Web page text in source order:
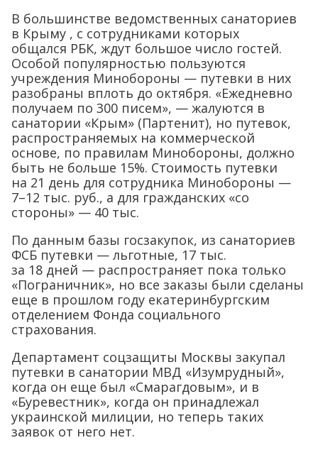
В большинстве ведомственных санаториев
в Крыму , с сотрудниками которых
общался РБК, ждут большое число гостей.
Особой популярностью пользуются
учреждения Минобороны — путевки в них
разобраны вплоть до октября. «Ежедневно
получаем по 300 писем», — жалуются в
санатории «Крым» (Партенит), но путевок,
распространяемых на коммерческой
основе, по правилам Минобороны, должно
быть не больше 15%. Стоимость путевки
на 21 день для сотрудника Минобороны —
7–12 тыс. руб., а для гражданских «со
стороны» — 40 тыс.
По данным базы госзакупок, из санаториев
ФСБ путевки — льготные, 17 тыс.
за 18 дней — распространяет пока только
«Пограничник», но все заказы были сделаны
еще в прошлом году екатеринбургским
отделением Фонда социального
страхования.
Департамент соцзащиты Москвы закупал
путевки в санатории МВД «Изумрудный»,
когда он еще был «Смарагдовым», и в
«Буревестник», когда он принадлежал
украинской милиции, но теперь таких
заявок от него нет.